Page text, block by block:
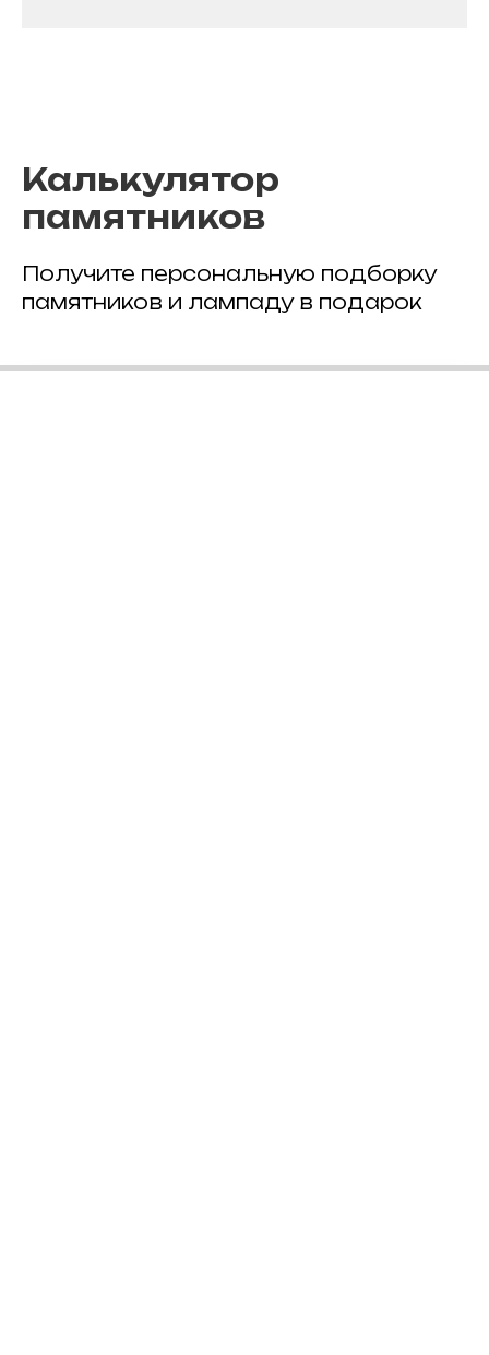
Калькулятор
памятников
Получите персональную подборку
памятников и лампаду в подарок